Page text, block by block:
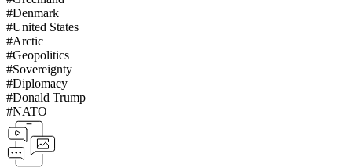
#Denmark
#United States
#Arctic
#Geopolitics
#Sovereignty
#Diplomacy
#Donald Trump
#NATO